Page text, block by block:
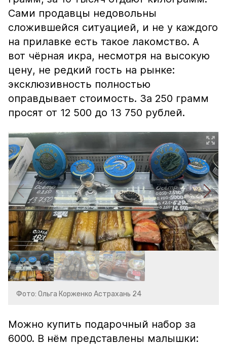
Сами продавцы недовольны
сложившейся ситуацией, и не у каждого
на прилавке есть такое лакомство. А
вот чёрная икра, несмотря на высокую
цену, не редкий гость на рынке:
эксклюзивность полностью
оправдывает стоимость. За 250 грамм
просят от 12 500 до 13 750 рублей.
Фото: Ольга Корженко Астрахань 24
Можно купить подарочный набор за
6000. В нём представлены малышки: